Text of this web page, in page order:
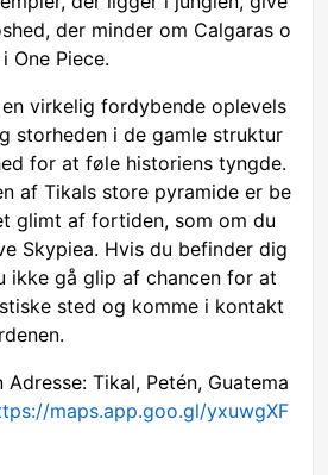
der minder om Calgaras o
One Piece.
virkelig fordybende oplevels
storheden i de gamle struktur
for at føle historiens tyngde.
af Tikals store pyramide er be
glimt af fortiden, som om du
Skypiea. Hvis du befinder dig
ikke gå glip af chancen for at
sted og komme i kontakt
Adresse: Tikal, Petén, Guatema
maps.app.goo.gl/yxuwgXF